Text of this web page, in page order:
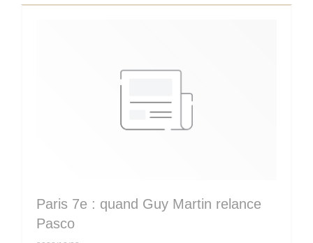
Paris 7e : quand Guy Martin relance
Pasco